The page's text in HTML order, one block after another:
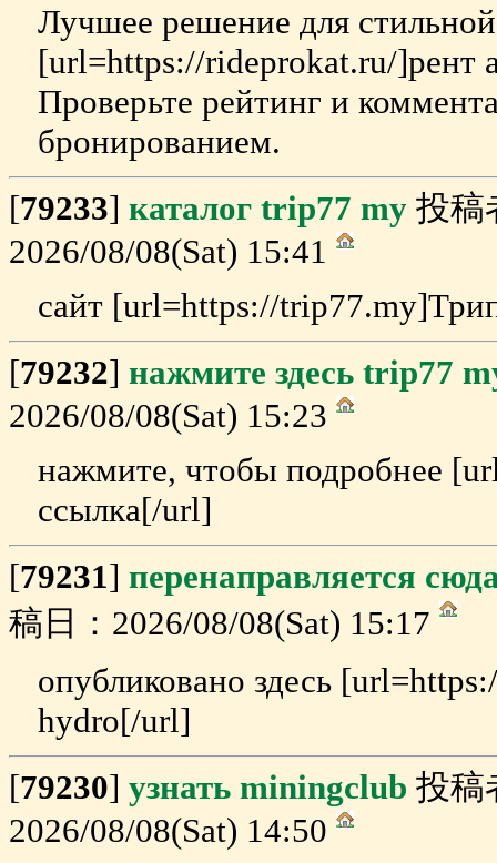
Лучшее решение для стильной
[url=https://rideprokat.ru/]рент
Проверьте рейтинг и
бронированием.
[79233] каталог trip77 my 投稿
2026/08/08(Sat) 15:41
сайт [url=https://
[79232] нажмите здесь trip77
2026/08/08(Sat) 15:23
нажмите, чтобы подробнее
ссылка[/url]
[79231] перенаправляется
稿日：2026/08/08(Sat) 15:17
опубликовано здесь
hydro[/url]
[79230] узнать miningclub 投稿
2026/08/08(Sat) 14:50